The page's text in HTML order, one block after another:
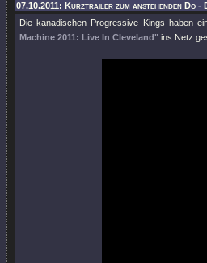
07.10.2011: Kurztrailer zum anstehenden Do -
Die kanadischen Progressive Kings haben
Machine 2011: Live In Cleveland" ins Netz